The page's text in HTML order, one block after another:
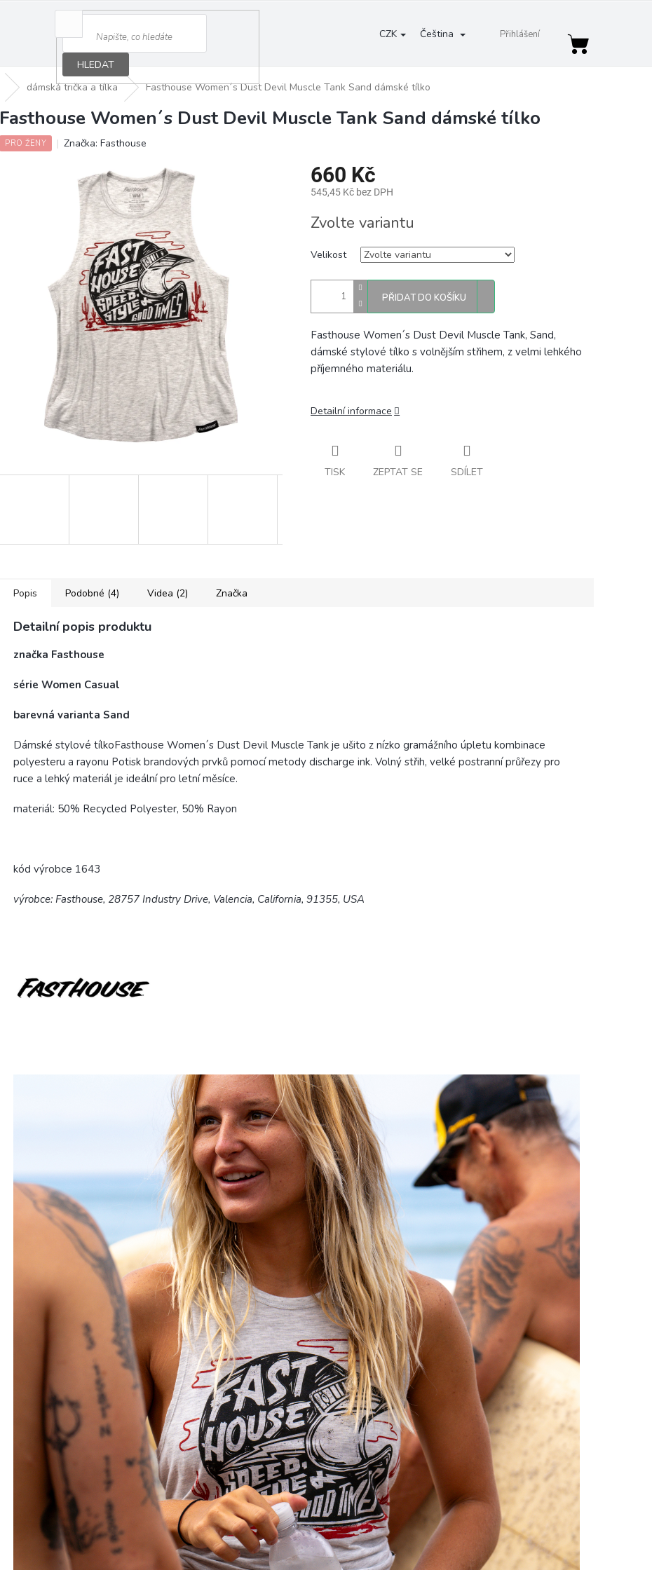
CZK Čeština Přihlášení
HLEDAT
Nákupní
dámská trička a tílka Fasthouse Women´s Dust Devil Muscle Tank Sand dámské tílko
Fasthouse Women´s Dust Devil Muscle Tank Sand dámské tílko
PRO ŽENY Značka: Fasthouse
660 Kč
545,45 Kč bez DPH
cena:
Zvolte variantu
Velikost
PŘIDAT DO KOŠÍKU
Fasthouse Women´s Dust Devil Muscle Tank, Sand,
dámské stylové tílko s volnějším střihem, z velmi lehkého
příjemného materiálu.
Detailní informace
TISK ZEPTAT SE SDÍLET
Popis Podobné (4) Videa (2) Značka
Detailní popis produktu
značka Fasthouse
série Women Casual
barevná varianta Sand
Dámské stylové tílkoFasthouse Women´s Dust Devil Muscle Tank je ušito z nízko gramážního úpletu kombinace
polyesteru a rayonu Potisk brandových prvků pomocí metody discharge ink. Volný střih, velké postranní průřezy pro
ruce a lehký materiál je ideální pro letní měsíce.
materiál: 50% Recycled Polyester, 50% Rayon
kód výrobce 1643
výrobce: Fasthouse, 28757 Industry Drive, Valencia, California, 91355, USA